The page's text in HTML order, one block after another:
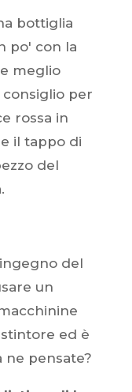
bottiglia
po' con la
meglio
consiglio per
rossa in
il tappo di
del
del
un
ed è
ne pensate?